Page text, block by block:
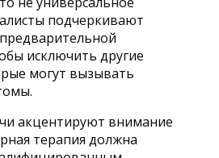
подчеркивают
исключить другие
могут вызывать
акцентируют внимание
терапия должна